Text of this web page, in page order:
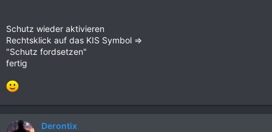
Schutz wieder aktivieren
Rechtsklick auf das KIS Symbol =>
"Schutz fordsetzen"
fertig
Derontix